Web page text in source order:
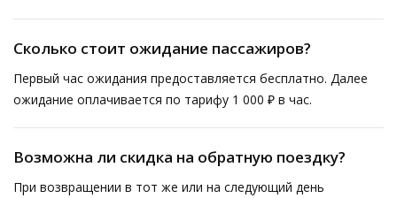
Сколько стоит ожидание пассажиров?
Первый час ожидания предоставляется бесплатно. Далее
ожидание оплачивается по тарифу 1 000 ₽ в час.
Возможна ли скидка на обратную поездку?
При возвращении в тот же или на следующий день